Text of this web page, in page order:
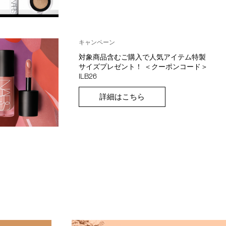
キャンペーン
対象商品含むご購入で人気アイテム特製
サイズプレゼント！ ＜クーポンコード＞
ILB26
詳細はこちら